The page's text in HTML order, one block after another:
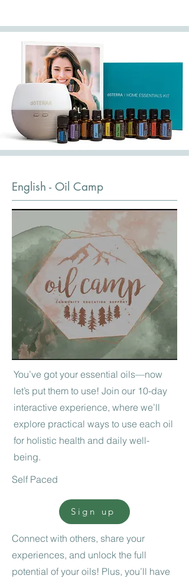
English - Oil Camp
You’ve got your essential oils—now
let’s put them to use! Join our 10-day
interactive experience, where we’ll
explore practical ways to use each oil
for holistic health and daily well-
being.
Self Paced
Sign up
Connect with others, share your
experiences, and unlock the full
potential of your oils! Plus, you’ll have